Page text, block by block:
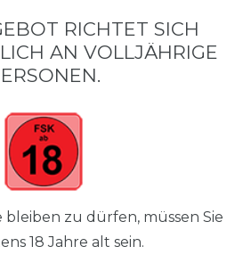
0
0,00 EUR
RICHTET SICH
AN VOLLJÄHRIGE P
bleiben zu dürfen, müssen Sie
18 Jahre alt sein.